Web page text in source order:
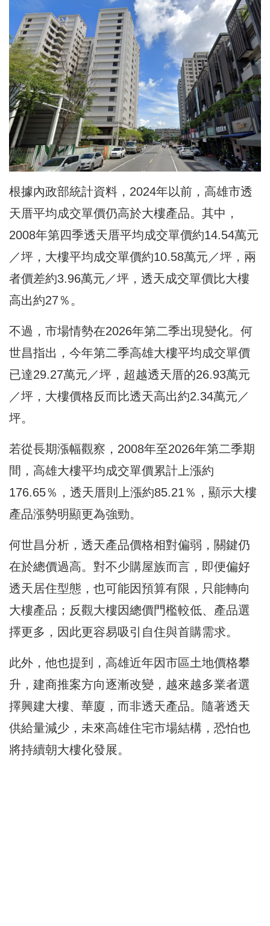
根據內政部統計資料，2024年以前，高雄市透
天厝平均成交單價仍高於大樓產品。其中，
2008年第四季透天厝平均成交單價約14.54萬元
／坪，大樓平均成交單價約10.58萬元／坪，兩
者價差約3.96萬元／坪，透天成交單價比大樓
高出約27％。
不過，市場情勢在2026年第二季出現變化。何
世昌指出，今年第二季高雄大樓平均成交單價
已達29.27萬元／坪，超越透天厝的26.93萬元
／坪，大樓價格反而比透天高出約2.34萬元／
坪。
若從長期漲幅觀察，2008年至2026年第二季期
間，高雄大樓平均成交單價累計上漲約
176.65％，透天厝則上漲約85.21％，顯示大樓
產品漲勢明顯更為強勁。
何世昌分析，透天產品價格相對偏弱，關鍵仍
在於總價過高。對不少購屋族而言，即便偏好
透天居住型態，也可能因預算有限，只能轉向
大樓產品；反觀大樓因總價門檻較低、產品選
擇更多，因此更容易吸引自住與首購需求。
此外，他也提到，高雄近年因市區土地價格攀
升，建商推案方向逐漸改變，越來越多業者選
擇興建大樓、華廈，而非透天產品。隨著透天
供給量減少，未來高雄住宅市場結構，恐怕也
將持續朝大樓化發展。